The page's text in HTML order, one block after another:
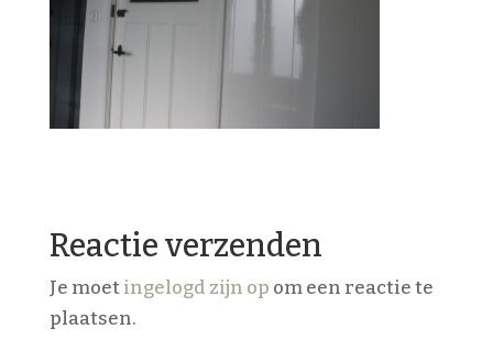
Reactie verzenden
Je moetingelogd zijn op om een reactie te
plaatsen.